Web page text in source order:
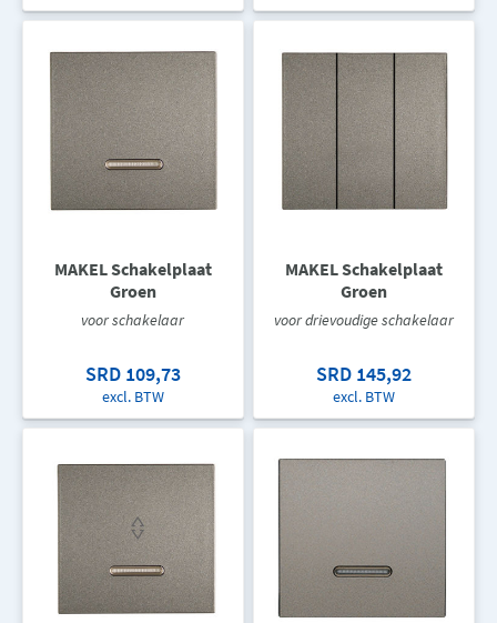
MAKEL Schakelplaat
Groen
voor schakelaar
SRD 109,73
excl. BTW
MAKEL Schakelplaat
Groen
voor drievoudige schakelaar
SRD 145,92
excl. BTW